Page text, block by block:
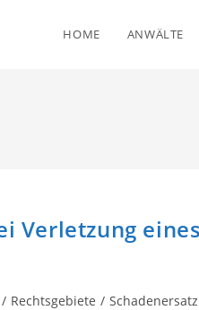
HOME ANWÄLTE
Verletzung
/ Rechtsgebiete /